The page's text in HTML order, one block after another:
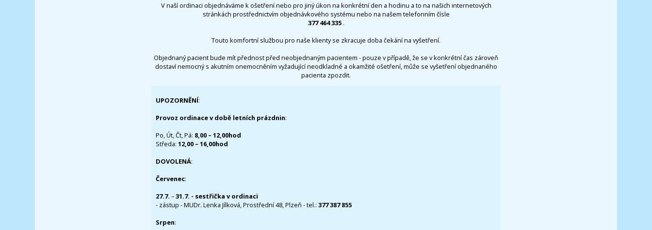
V naší ordinaci objednáváme k ošetření nebo pro jiný úkon na konkrétní den a hodinu a to na našich internetových
stránkách prostřednictvím objednávkového systému nebo na našem telefonním čísle
377 464 335 .
Touto komfortní službou pro naše klienty se zkracuje doba čekání na vyšetření.
Objednaný pacient bude mít přednost před neobjednaným pacientem - pouze v případě, že se v konkrétní čas zároveň
dostaví nemocný s akutním onemocněním vyžadující neodkladné a okamžité ošetření, může se vyšetření objednaného
pacienta zpozdit.
UPOZORNĚNÍ:
Provoz ordinace v době letních prázdnin:
Po, Út, Čt, Pá: 8,00 – 12,00hod
Středa: 12,00 – 16,00hod
DOVOLENÁ:
Červenec:
27.7. –31.7. - sestřička v ordinaci
- zástup - MUDr. Lenka Jílková, Prostřední 48, Plzeň - tel.: 377 387 855
Srpen: